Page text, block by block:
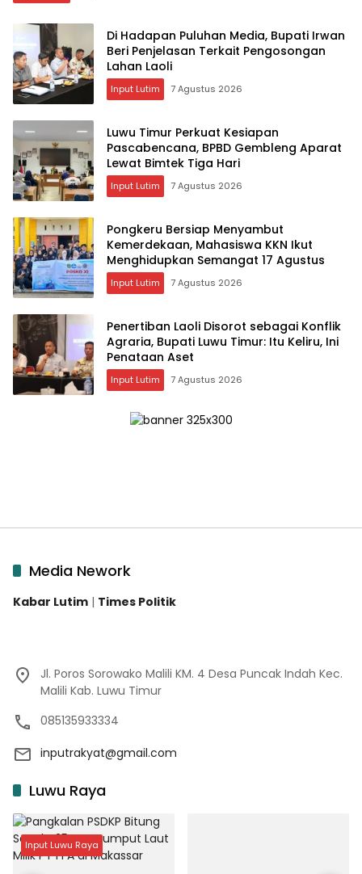
Di Hadapan Puluhan Media, Bupati Irwan
Beri Penjelasan Terkait Pengosongan
Lahan Laoli
Input Lutim 7 Agustus 2026
Luwu Timur Perkuat Kesiapan
Pascabencana, BPBD Gembleng Aparat
Lewat Bimtek Tiga Hari
Input Lutim 7 Agustus 2026
Pongkeru Bersiap Menyambut
Kemerdekaan, Mahasiswa KKN Ikut
Menghidupkan Semangat 17 Agustus
Input Lutim 7 Agustus 2026
Penertiban Laoli Disorot sebagai Konflik
Agraria, Bupati Luwu Timur: Itu Keliru, Ini
Penataan Aset
Input Lutim 7 Agustus 2026
Media Nework
Kabar Lutim | Times Politik
Jl. Poros Sorowako Malili KM. 4 Desa Puncak Indah Kec.
Malili Kab. Luwu Timur
085135933334
inputrakyat@gmail.com
Luwu Raya
Input Luwu Raya